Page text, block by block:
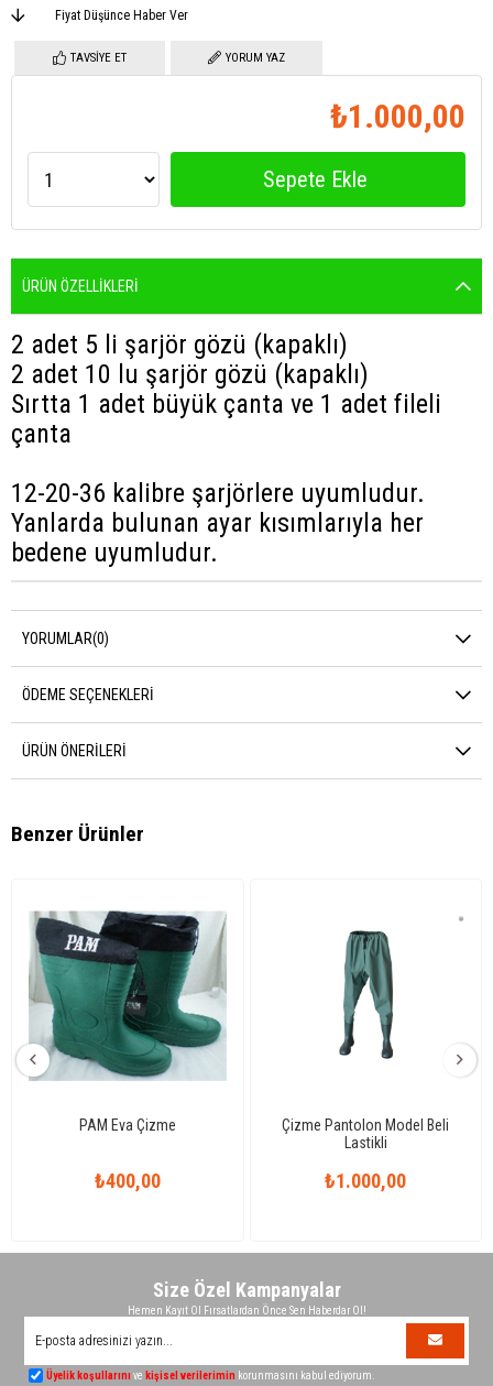
Fiyat Düşünce Haber Ver
TAVSIYE ET YORUM YAZ
₺1.000,00
ÜRÜN ÖZELLIKLERI
2 adet 5 li şarjör gözü (kapaklı)
2 adet 10 lu şarjör gözü (kapaklı)
Sırtta 1 adet büyük çanta ve 1 adet fileli
çanta
12-20-36 kalibre şarjörlere uyumludur.
Yanlarda bulunan ayar kısımlarıyla her
bedene uyumludur.
YORUMLAR(0)
ÖDEME SEÇENEKLERI
ÜRÜN ÖNERILERI
Benzer Ürünler
PAM Eva Çizme
₺400,00
Çizme Pantolon Model Beli
Lastikli
₺1.000,00
Size Özel Kampanyalar
Hemen Kayıt Ol Fırsatlardan Önce Sen Haberdar Ol!
Üyelik koşullarını ve kişisel verilerimin korunmasını kabul ediyorum.